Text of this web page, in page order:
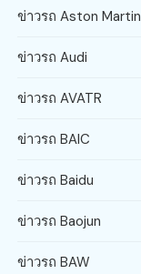
ข่าวรถ Aston Martin
ข่าวรถ Audi
ข่าวรถ AVATR
ข่าวรถ BAIC
ข่าวรถ Baidu
ข่าวรถ Baojun
ข่าวรถ BAW